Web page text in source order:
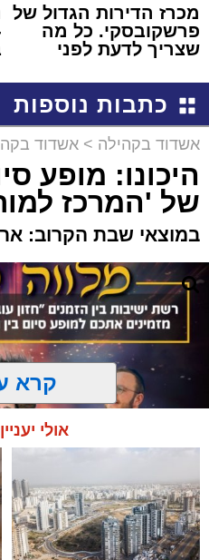
מכרז הדירות הגדול של
פרשקובסקי. כל מה
שצריך לדעת לפני
באשדוד
כתבות נוספות
אשדוד בקהילה > אשדוד
היכונו: מופע
של 'המרכז
במוצאי שבת הקרוב:
קרא
אולי